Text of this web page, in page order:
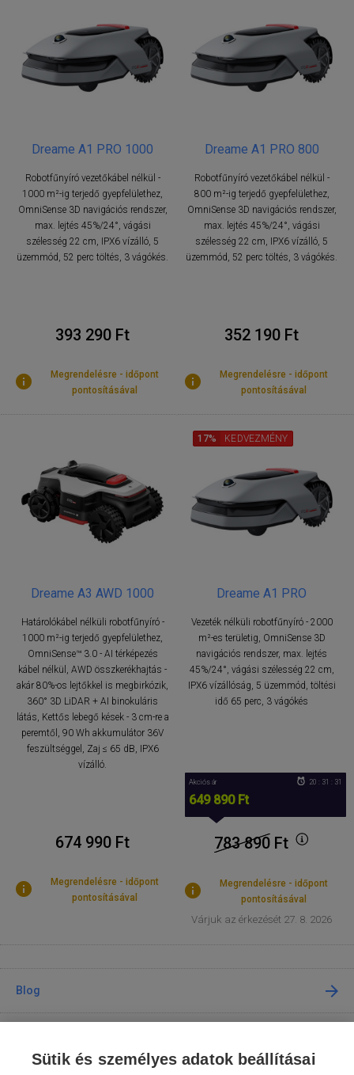
Dreame A1 PRO 1000
Robotfűnyíró vezetőkábel nélkül -
1000 m²-ig terjedő gyepfelülethez,
OmniSense 3D navigációs rendszer,
max. lejtés 45%/24°, vágási
szélesség 22 cm, IPX6 vízálló, 5
üzemmód, 52 perc töltés, 3 vágókés.
393 290 Ft
Megrendelésre - időpont
pontosításával
Dreame A1 PRO 800
Robotfűnyíró vezetőkábel nélkül -
800 m²-ig terjedő gyepfelülethez,
OmniSense 3D navigációs rendszer,
max. lejtés 45%/24°, vágási
szélesség 22 cm, IPX6 vízálló, 5
üzemmód, 52 perc töltés, 3 vágókés.
352 190 Ft
Megrendelésre - időpont
pontosításával
Dreame A3 AWD 1000
Határolókábel nélküli robotfűnyíró -
1000 m²-ig terjedő gyepfelülethez,
OmniSense™ 3.0 - AI térképezés
kábel nélkül, AWD összkerékhajtás -
akár 80%-os lejtőkkel is megbirkózik,
360° 3D LiDAR + AI binokuláris
látás, Kettős lebegő kések - 3 cm-re a
peremtől, 90 Wh akkumulátor 36V
feszültséggel, Zaj ≤ 65 dB, IPX6
vízálló.
674 990 Ft
Megrendelésre - időpont
pontosításával
Dreame A1 PRO
Vezeték nélküli robotfűnyíró - 2000
m²-es területig, OmniSense 3D
navigációs rendszer, max. lejtés
45%/24°, vágási szélesség 22 cm,
IPX6 vízállóság, 5 üzemmód, töltési
idő 65 perc, 3 vágókés
17% KEDVEZMÉNY
Akciós ár
649 890 Ft
20 : 31 : 30
783 890 Ft
Megrendelésre - időpont
pontosításával
Várjuk az érkezését 27. 8. 2026
Blog
Sütik és személyes adatok beállításai